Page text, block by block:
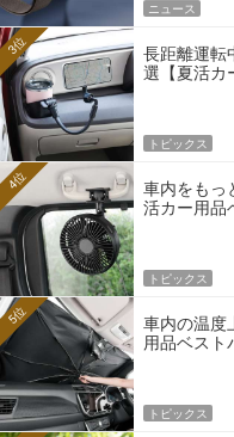
ニュース
長距離運転
選【夏活カ
3位
トピックス
車内をもっ
活カー用品
4位
トピックス
車内の温度
用品ベスト
5位
トピックス